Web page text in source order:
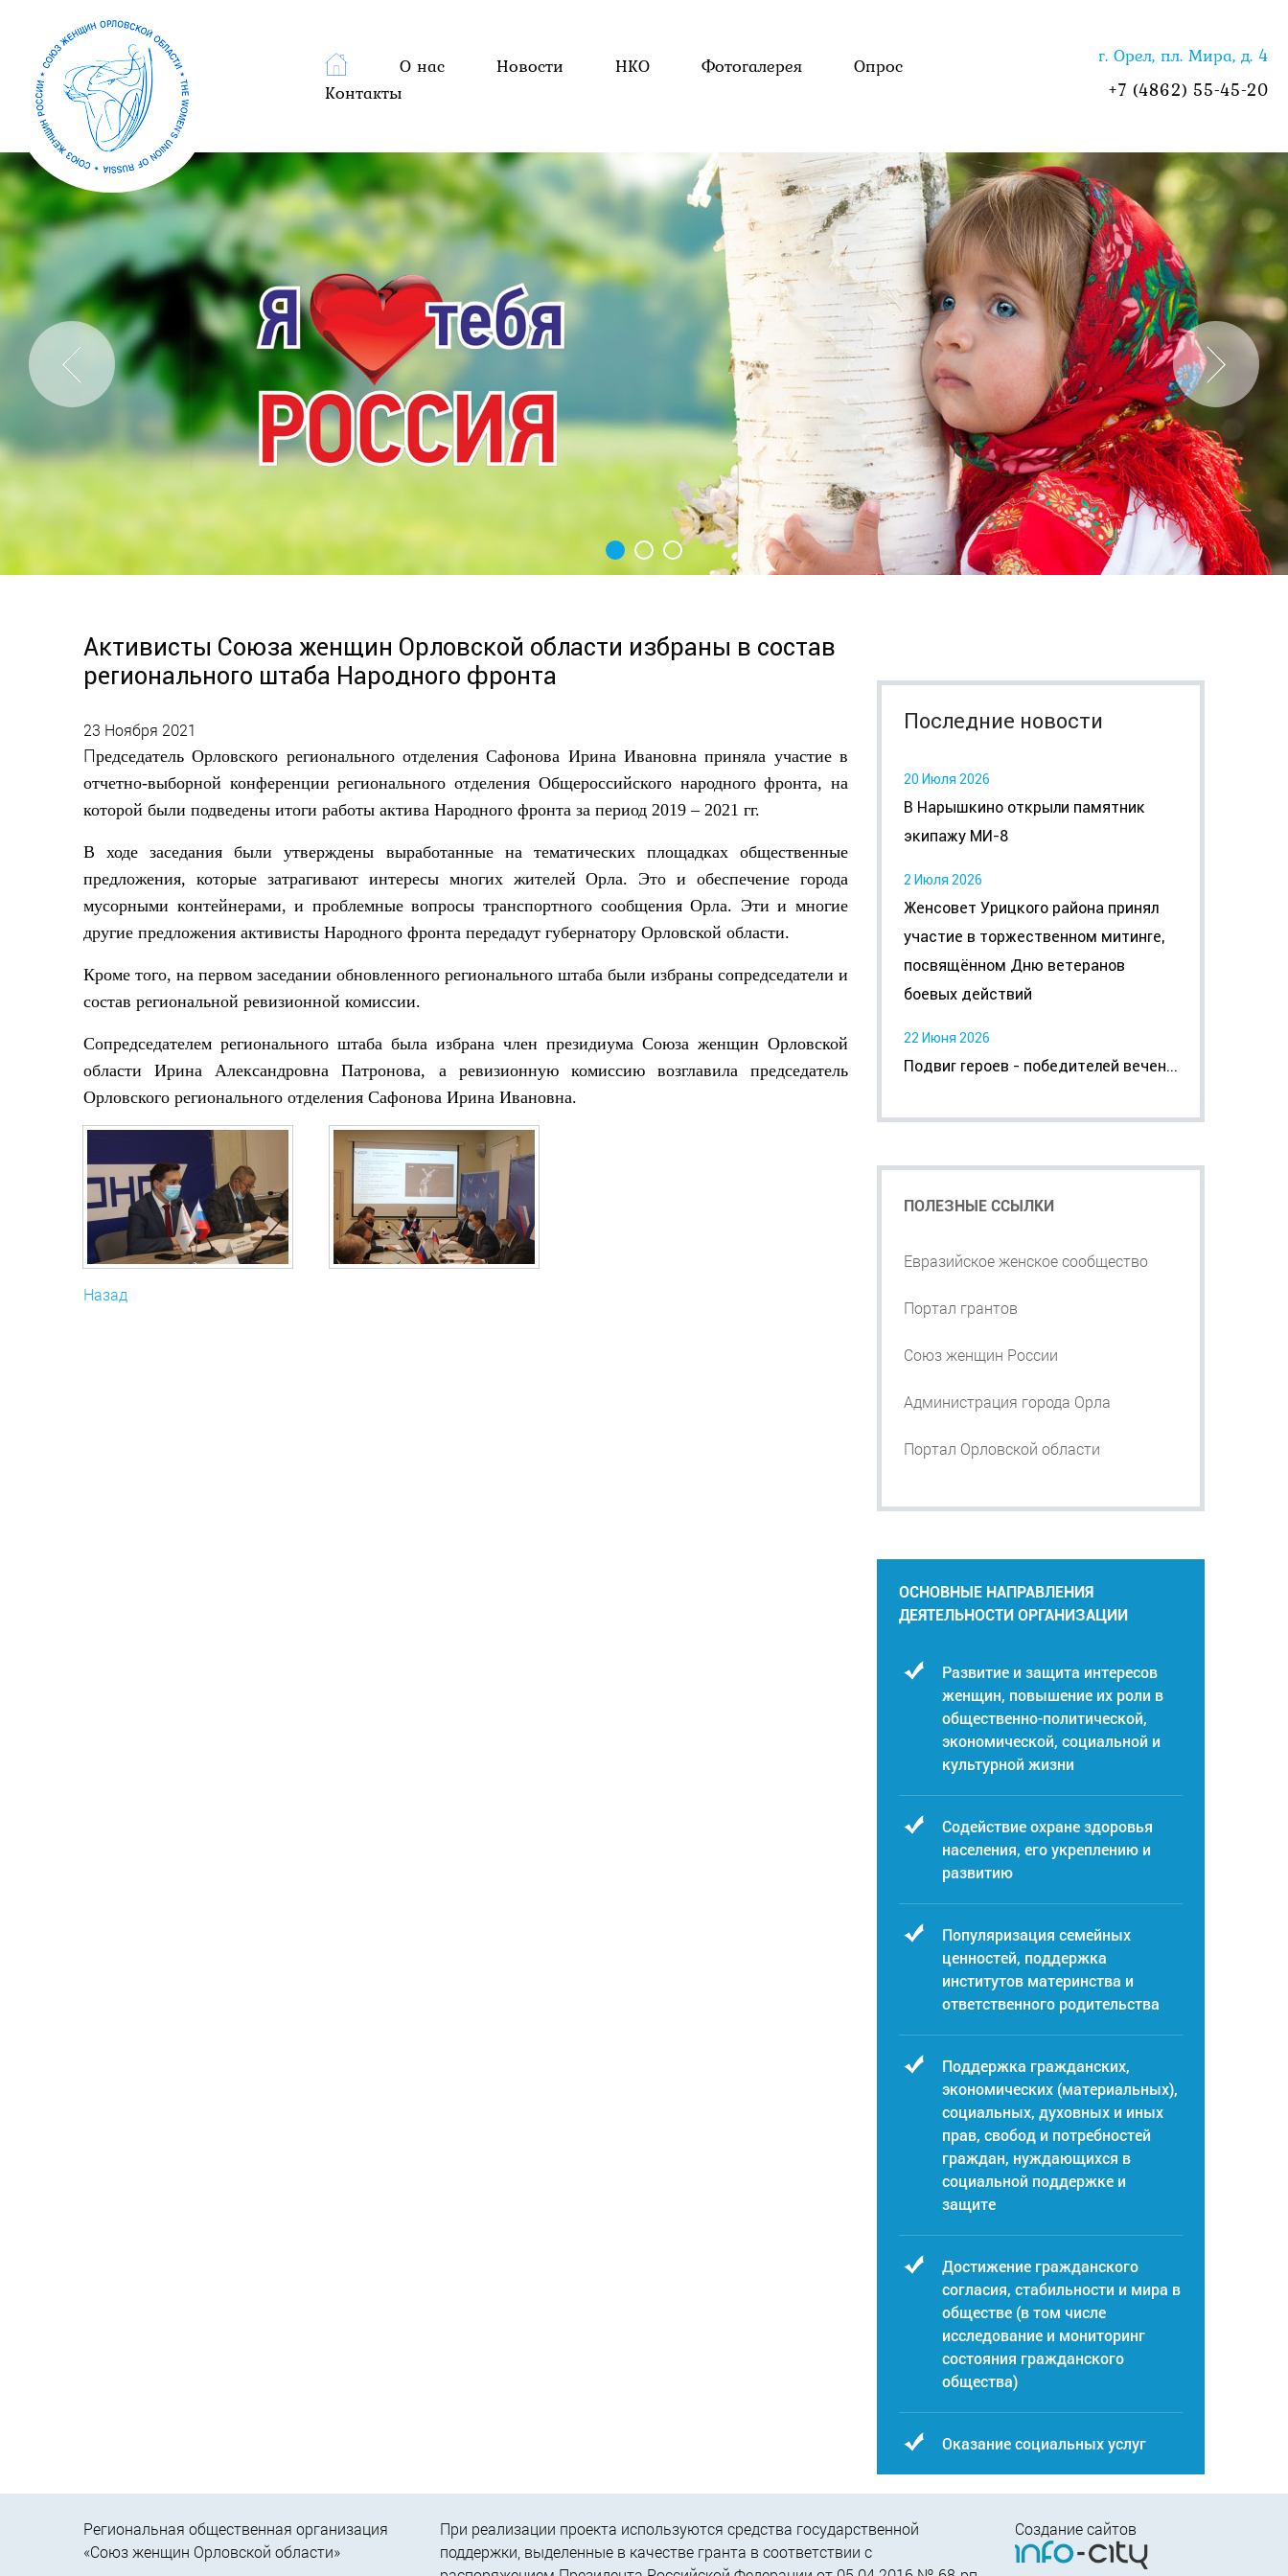
О нас Новости НКО Фотогалерея
Опрос
Контакты
г. Орел, пл. Мира, д. 4
+7 (4862) 55-45-20
Активисты Союза женщин Орловской области избраны в состав
регионального штаба Народного фронта
23 Ноября 2021
Председатель Орловского регионального отделения Сафонова Ирина Ивановна приняла участие в
отчетно-выборной конференции регионального отделения Общероссийского народного фронта, на
которой были подведены итоги работы актива Народного фронта за период 2019 – 2021 гг.
В ходе заседания были утверждены выработанные на тематических площадках общественные
предложения, которые затрагивают интересы многих жителей Орла. Это иобеспечение города
мусорными контейнерами, и проблемные вопросытранспортного сообщения Орла. Эти и многие
другие предложения активисты Народного фронта передадут губернатору Орловской области.
Кроме того, на первом заседании обновленного регионального штаба были избраны сопредседатели и
состав региональной ревизионной комиссии.
Сопредседателем регионального штаба была избрана член президиума Союза женщин Орловской
области Ирина Александровна Патронова, а ревизионную комиссию возглавила председатель
Орловского регионального отделения Сафонова Ирина Ивановна.
Назад
Последние новости
20 Июля 2026
В Нарышкино открыли памятник
экипажу МИ-8
2 Июля 2026
Женсовет Урицкого района принял
участие в торжественном митинге,
посвящённом Дню ветеранов
боевых действий
22 Июня 2026
Подвиг героев - победителей вечен...
ПОЛЕЗНЫЕ ССЫЛКИ
Евразийское женское сообщество
Портал грантов
Союз женщин России
Администрация города Орла
Портал Орловской области
ОСНОВНЫЕ НАПРАВЛЕНИЯ
ДЕЯТЕЛЬНОСТИ ОРГАНИЗАЦИИ
Развитие и защита интересов
женщин, повышение их роли в
общественно-политической,
экономической, социальной и
культурной жизни
Содействие охране здоровья
населения, его укреплению и
развитию
Популяризация семейных
ценностей, поддержка
институтов материнства и
ответственного родительства
Поддержка гражданских,
экономических (материальных),
социальных, духовных и иных
прав, свобод и потребностей
граждан, нуждающихся в
социальной поддержке и
защите
Достижение гражданского
согласия, стабильности и мира в
обществе (в том числе
исследование и мониторинг
состояния гражданского
общества)
Оказание социальных услуг
Региональная общественная организация
«Союз женщин Орловской области»
При реализации проекта используются средства государственной
поддержки, выделенные в качестве гранта в соответствии c
Создание сайтов